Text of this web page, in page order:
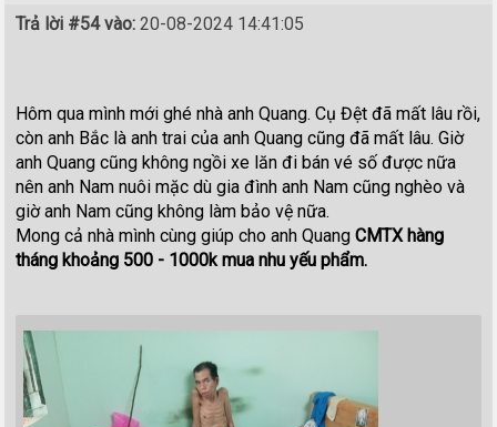
Trả lời #54 vào: 20-08-2024 14:41:05
Hôm qua mình mới ghé nhà anh Quang. Cụ Đệt đã mất lâu rồi,
còn anh Bắc là anh trai của anh Quang cũng đã mất lâu. Giờ
anh Quang cũng không ngồi xe lăn đi bán vé số được nữa
nên anh Nam nuôi mặc dù gia đình anh Nam cũng nghèo và
giờ anh Nam cũng không làm bảo vệ nữa.
Mong cả nhà mình cùng giúp cho anh QuangCMTX hàng
tháng khoảng 500 - 1000k mua nhu yếu phẩm.